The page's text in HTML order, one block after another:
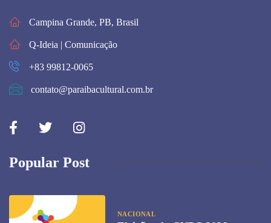
Campina Grande, PB, Brasil
Q-Ideia | Comunicação
+83 99812-0065
contato@paraibacultural.com.br
Popular Post
NACIONAL